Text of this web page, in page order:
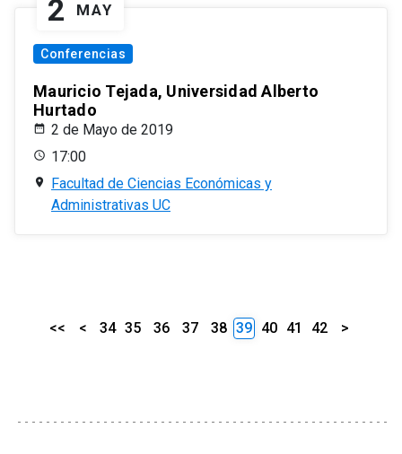
2 MAY
Conferencias
Mauricio Tejada, Universidad Alberto
Hurtado
2 de Mayo de 2019
17:00
Facultad de Ciencias Económicas y
Administrativas UC
<< < 34 35 36 37 38 39 40 41 42 >